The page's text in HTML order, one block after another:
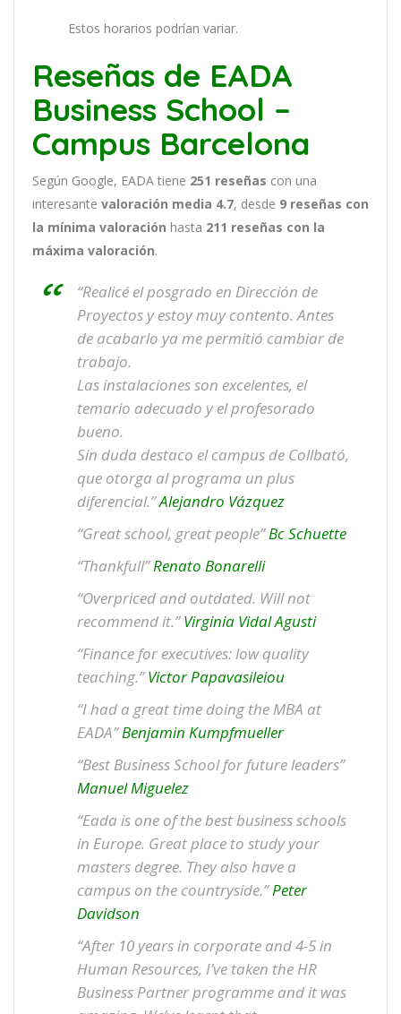
Estos horarios podrían variar.
Reseñas de EADA
Business School –
Campus Barcelona
Según Google, EADA tiene 251 reseñas con una
interesante valoración media 4.7, desde 9 reseñas con
la mínima valoración hasta 211 reseñas con la
máxima valoración.
“Realicé el posgrado en Dirección de
Proyectos y estoy muy contento. Antes
de acabarlo ya me permitió cambiar de
trabajo.
Las instalaciones son excelentes, el
temario adecuado y el profesorado
bueno.
Sin duda destaco el campus de Collbató,
que otorga al programa un plus
diferencial.”Alejandro Vázquez
“Great school, great people”Bc Schuette
“Thankfull”Renato Bonarelli
“Overpriced and outdated. Will not
recommend it.”Virginia Vidal Agusti
“Finance for executives: low quality
teaching.” Victor Papavasileiou
“I had a great time doing the MBA at
EADA”Benjamin Kumpfmueller
“Best Business School for future leaders”
Manuel Miguelez
“Eada is one of the best business schools
in Europe. Great place to study your
masters degree. They also have a
campus on the countryside.”Peter
Davidson
“After 10 years in corporate and 4-5 in
Human Resources, I’ve taken the HR
Business Partner programme and it was